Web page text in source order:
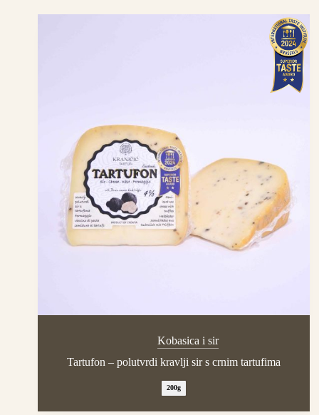
Kobasica i sir
Tartufon – polutvrdi kravlji sir s crnim tartufima
200g